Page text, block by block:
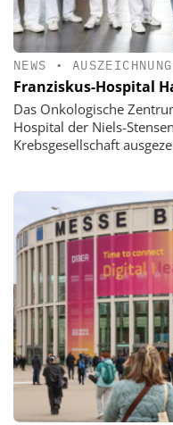
NEWS •
Franziskus-Hospital
Das Onkologische
Hospital der Niels-
Krebsgesellschaft